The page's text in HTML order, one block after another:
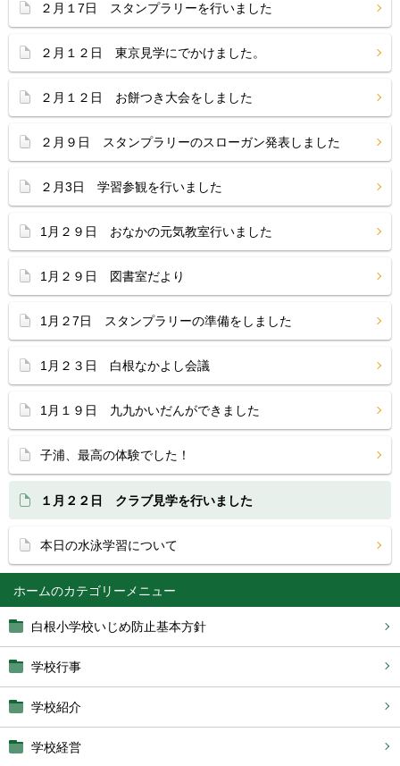
ホーム
白根小学校いじめ防止基本方針
学校行事
学校紹介
学校経営
２月１7日 スタンプラリーを行いました
２月１２日 東京見学にでかけました。
２月１２日 お餅つき大会をしました
２月９日 スタンプラリーのスローガン発表しました
２月3日 学習参観を行いました
1月２９日 おなかの元気教室行いました
1月２９日 図書室だより
1月２7日 スタンプラリーの準備をしました
1月２３日 白根なかよし会議
1月１９日 九九かいだんができました
子浦、最高の体験でした！
１月２２日 クラブ見学を行いました
本日の水泳学習について